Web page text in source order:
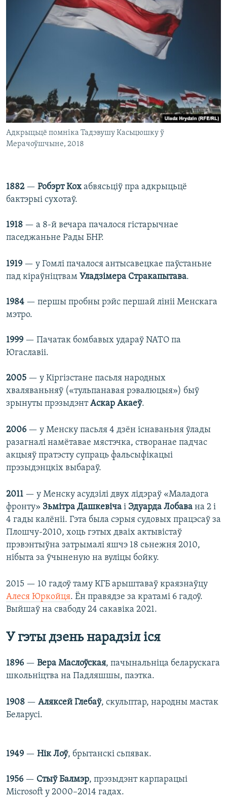
Адкрыцьцё помніка Тадэвушу Касьцюшку ў
Мерачоўшчыне, 2018
1882 — Робэрт Кох абвясьціў пра адкрыцьцё
бактэрыі сухотаў.
1918 — а 8-й вечара пачалося гістарычнае
паседжаньне Рады БНР.
1919 — у Гомлі пачалося антысавецкае паўстаньне
пад кіраўніцтвам Уладзімера Стракапытава.
1984 — першы пробны рэйс першай лініі Менскага
мэтро.
1999 — Пачатак бомбавых удараў NATO па
Югаславіі.
2005 — у Кіргізстане пасьля народных
хваляваньняў («тульпанавая рэвалюцыя») быў
зрынуты прэзыдэнтАскар Акаеў.
2006— у Менску пасьля 4 дзён існаваньня ўлады
разагналі намётавае мястэчка, створанае падчас
акцыяў пратэсту супраць фальсыфікацыі
прэзыдэнцкіх выбараў.
2011 — у Менску асудзілі двух лідэраў «Маладога
фронту» Зьмітра Дашкевіча і Эдуарда Лобава на 2 і
4 гады калёніі. Гэта была сэрыя судовых працэсаў за
Плошчу-2010, хоць гэтых дваіх актывістаў
прэвэнтыўна затрымалі яшчэ 18 сьнежня 2010,
нібыта за ўчыненую на вуліцы бойку.
2015 — 10 гадоў таму КГБ арыштаваў краязнаўцу
Алеся Юркойця. Ён правядзе за кратамі 6 гадоў.
Выйшаў на свабоду 24 сакавіка 2021.
У гэты дзень нарадзіл іся
1896— Вера Маслоўская, пачынальніца беларускага
школьніцтва на Падляшшы, паэтка.
1908 — Аляксей Глебаў, скульптар, народны мастак
Беларусі.
1949 — Нік Лоў, брытанскі сьпявак.
1956— Стыў Балмэр, прэзыдэнт карпарацыі
Microsoft у 2000–2014 гадах.